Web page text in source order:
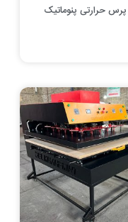
پرس حرارتی پنوماتیک